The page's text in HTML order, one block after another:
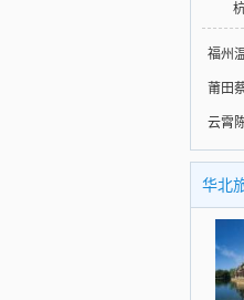
福州
莆田
云霄
华北